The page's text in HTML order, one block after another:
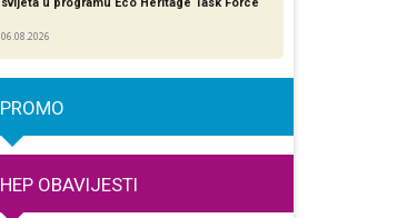
svijeta u programu Eco Heritage Task Force
06.08.2026
PROMO
HEP OBAVIJESTI